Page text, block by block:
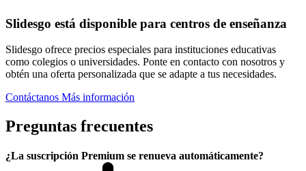
Slidesgo está disponible para centros de enseñanza
Slidesgo ofrece precios especiales para instituciones educativas
como colegios o universidades. Ponte en contacto con nosotros y
obtén una oferta personalizada que se adapte a tus necesidades.
Contáctanos Más información
Preguntas frecuentes
¿La suscripción Premium se renueva automáticamente?